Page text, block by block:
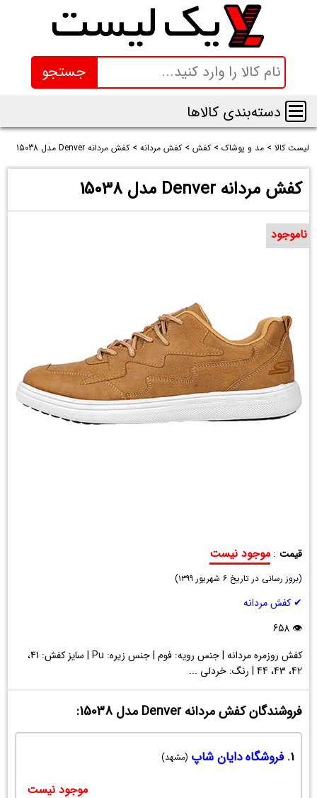
جستجو
دسته‌بندی کالاها
لیست کالا >مد و پوشاک >کفش >کفش مردانه >کفش مردانه Denver مدل 15038
کفش مردانه Denver مدل 15038
ناموجود
قیمت
کفش
مردانه
Denver
مدل
15038
: موجود نیست
(بروز رسانی در تاریخ۶ شهریور ۱۳۹۹ )
✔ کفش مردانه
👁 658
کفش روزمره مردانه | جنس رویه: فوم | جنس زیره: Pu | سایز کفش: 41،
42، 43، 44 | رنگ: خردلی ...
فروشندگان کفش مردانه Denver مدل 15038:
1. فروشگاه دایان شاپ (مشهد)
موجود نیست